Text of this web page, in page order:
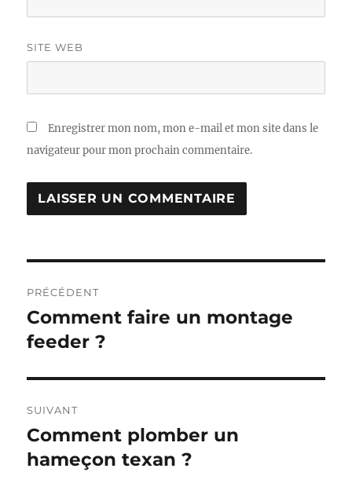
SITE WEB
Enregistrer mon nom, mon e-mail et mon site dans le
navigateur pour mon prochain commentaire.
de
l’article
PRÉCÉDENT
Publication
précédente :
Comment faire un montage
feeder ?
SUIVANT
Publication
suivante :
Comment plomber un
hameçon texan ?